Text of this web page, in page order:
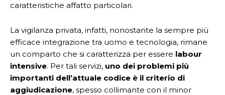
caratteristiche affatto particolari.
La vigilanza privata, infatti, nonostante la sempre più
efficace integrazione tra uomo e tecnologia, rimane
un comparto che si caratterizza per essere labour
intensive. Per tali servizi, uno dei problemi più
importanti dell’attuale codice è il criterio di
aggiudicazione, spesso collimante con il minor